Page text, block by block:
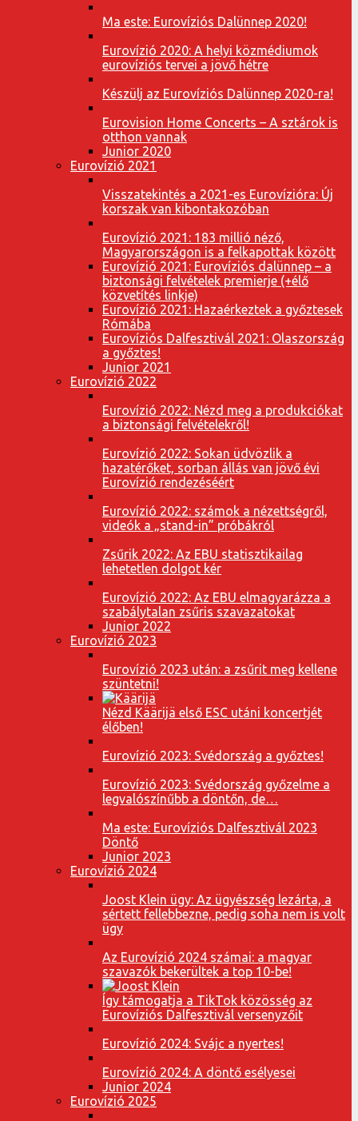
Ma este: Eurovíziós Dalünnep 2020!
Eurovízió 2020: A helyi közmédiumok
eurovíziós tervei a jövő hétre
Készülj az Eurovíziós Dalünnep 2020-ra!
Eurovision Home Concerts – A sztárok is
otthon vannak
Junior 2020
Eurovízió 2021
Visszatekintés a 2021-es Eurovízióra: Új
korszak van kibontakozóban
Eurovízió 2021: 183 millió néző,
Magyarországon is a felkapottak között
Eurovízió 2021: Eurovíziós dalünnep – a
biztonsági felvételek premierje (+élő
közvetítés linkje)
Eurovízió 2021: Hazaérkeztek a győztesek
Rómába
Eurovíziós Dalfesztivál 2021: Olaszország
a győztes!
Junior 2021
Eurovízió 2022
Eurovízió 2022: Nézd meg a produkciókat
a biztonsági felvételekről!
Eurovízió 2022: Sokan üdvözlik a
hazatérőket, sorban állás van jövő évi
Eurovízió rendezéséért
Eurovízió 2022: számok a nézettségről,
videók a „stand-in” próbákról
Zsűrik 2022: Az EBU statisztikailag
lehetetlen dolgot kér
Eurovízió 2022: Az EBU elmagyarázza a
szabálytalan zsűris szavazatokat
Junior 2022
Eurovízió 2023
Eurovízió 2023 után: a zsűrit meg kellene
szüntetni!
Nézd Käärijä első ESC utáni koncertjét
élőben!
Eurovízió 2023: Svédország a győztes!
Eurovízió 2023: Svédország győzelme a
legvalószínűbb a döntőn, de…
Ma este: Eurovíziós Dalfesztivál 2023
Döntő
Junior 2023
Eurovízió 2024
Joost Klein ügy: Az ügyészség lezárta, a
sértett fellebbezne, pedig soha nem is volt
ügy
Az Eurovízió 2024 számai: a magyar
szavazók bekerültek a top 10-be!
Így támogatja a TikTok közösség az
Eurovíziós Dalfesztivál versenyzőit
Eurovízió 2024: Svájc a nyertes!
Eurovízió 2024: A döntő esélyesei
Junior 2024
Eurovízió 2025